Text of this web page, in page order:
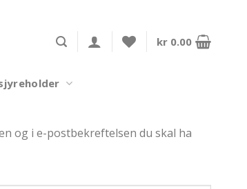
kr 0.00
og i e-postbekreftelsen du skal ha